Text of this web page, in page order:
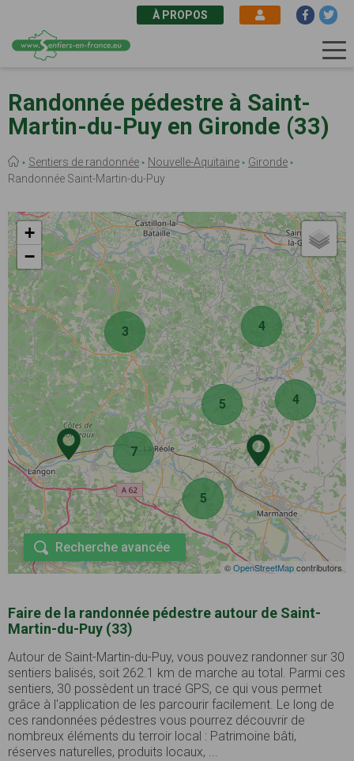
au
contenu
principal
À PROPOS
Randonnée pédestre à Saint-
Martin-du-Puy en Gironde (33)
Fil
d'Ariane
Sentiers de randonnée Nouvelle-Aquitaine
Gironde
Randonnée Saint-Martin-du-Puy
4
5
3 4
7
5
+
−
©OpenStreetMapcontributors
Recherche avancée
Faire de la randonnée pédestre autour de Saint-
Martin-du-Puy (33)
Autour de Saint-Martin-du-Puy, vous pouvez randonner sur 30
sentiers balisés, soit 262.1 km de marche au total. Parmi ces
sentiers, 30 possèdent un tracé GPS, ce qui vous permet
grâce à l'application de les parcourir facilement. Le long de
ces randonnées pédestres vous pourrez découvrir de
nombreux éléments du terroir local : Patrimoine bâti,
réserves naturelles, produits locaux, ...